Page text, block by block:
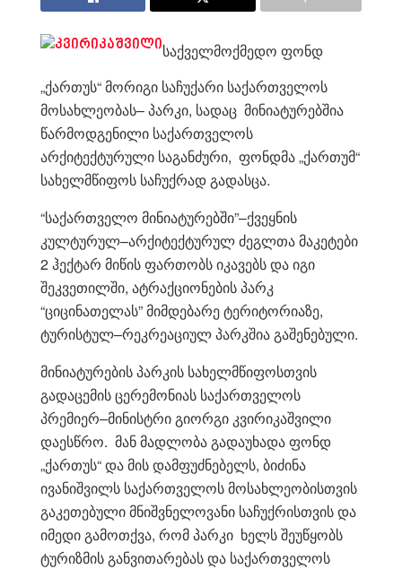
საქველმოქმედო ფონდ
„ქართუს“ მორიგი საჩუქარი საქართველოს
მოსახლეობას– პარკი, სადაც მინიატურებშია
წარმოდგენილი საქართველოს
არქიტექტურული საგანძური, ფონდმა „ქართუმ“
სახელმწიფოს საჩუქრად გადასცა.
“საქართველო მინიატურებში”–ქვეყნის
კულტურულ–არქიტექტურულ ძეგლთა მაკეტები
2 ჰექტარ მიწის ფართობს იკავებს და იგი
შეკვეთილში, ატრაქციონების პარკ
“ციცინათელას” მიმდებარე ტერიტორიაზე,
ტურისტულ–რეკრეაციულ პარკშია გაშენებული.
მინიატურების პარკის სახელმწიფოსთვის
გადაცემის ცერემონიას საქართველოს
პრემიერ–მინისტრი გიორგი კვირიკაშვილი
დაესწრო. მან მადლობა გადაუხადა ფონდ
„ქართუს“ და მის დამფუძნებელს, ბიძინა
ივანიშვილს საქართველოს მოსახლეობისთვის
გაკეთებული მნიშვნელოვანი საჩუქრისთვის და
იმედი გამოთქვა, რომ პარკი ხელს შეუწყობს
ტურიზმის განვითარებას და საქართველოს